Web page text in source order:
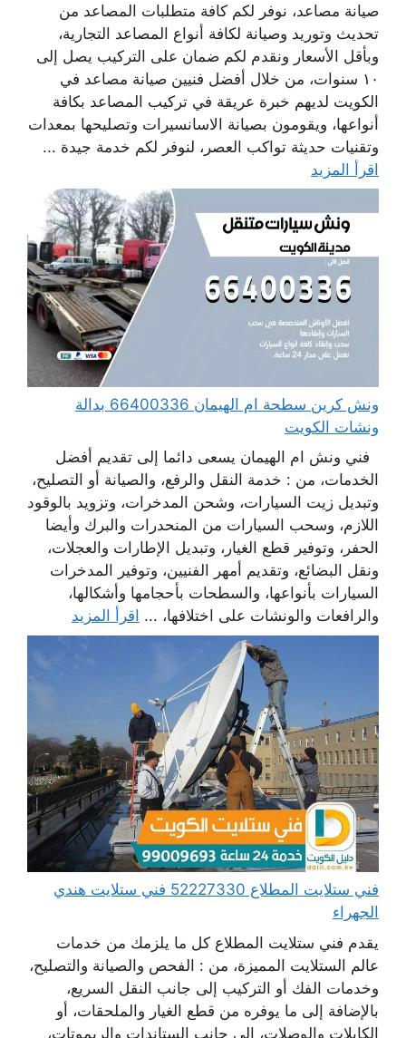
صيانة مصاعد، نوفر لكم كافة متطلبات المصاعد من
تحديث وتوريد وصيانة لكافة أنواع المصاعد التجارية،
وبأقل الأسعار ونقدم لكم ضمان على التركيب يصل إلى
١٠ سنوات، من خلال أفضل فنيين صيانة مصاعد في
الكويت لديهم خبرة عريقة في تركيب المصاعد بكافة
أنواعها، ويقومون بصيانة الاسانسيرات وتصليحها بمعدات
وتقنيات حديثة تواكب العصر، لنوفر لكم خدمة جيدة ...
اقرأ المزيد
ونش كرين سطحة ام الهيمان 66400336 بدالة
ونشات الكويت
فني ونش ام الهيمان يسعى دائما إلى تقديم أفضل
الخدمات، من : خدمة النقل والرفع، والصيانة أو التصليح،
وتبديل زيت السيارات، وشحن المدخرات، وتزويد بالوقود
اللازم، وسحب السيارات من المنحدرات والبرك وأيضا
الحفر، وتوفير قطع الغيار، وتبديل الإطارات والعجلات،
ونقل البضائع، وتقديم أمهر الفنيين، وتوفير المدخرات
السيارات بأنواعها، والسطحات بأحجامها وأشكالها،
والرافعات والونشات على اختلافها، ... اقرأ المزيد
فني ستلايت المطلاع 52227330 فني ستلايت هندي
الجهراء
يقدم فني ستلايت المطلاع كل ما يلزمك من خدمات
عالم الستلايت المميزة، من : الفحص والصيانة والتصليح،
وخدمات الفك أو التركيب إلى جانب النقل السريع،
بالإضافة إلى ما يوفره من قطع الغيار والملحقات، أو
الكابلات والوصلات، إلى جانب الستاندات والريموتات،